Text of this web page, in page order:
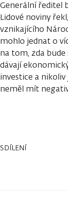
Generální ředitel
Lidové noviny
vznikajícího
mohlo jednat o
na tom, zda
dávají
investice a
neměl mít
SDÍLENÍ